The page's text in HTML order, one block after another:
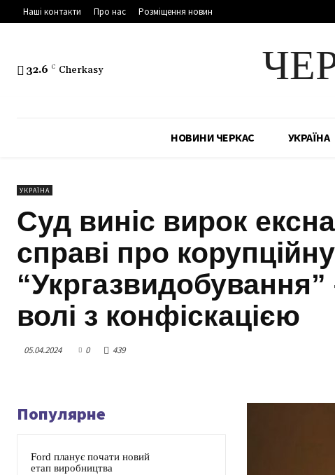
Наші контакти Про нас Розміщення новин
32.6 C Cherkasy
НОВИНИ ЧЕРКАС УКРАЇНА
УКРАЇНА
Суд виніс вирок
справі про
волі з конфіскацією
05.04.2024 0 439
Популярне
Ford планує почати новий
етап виробництва